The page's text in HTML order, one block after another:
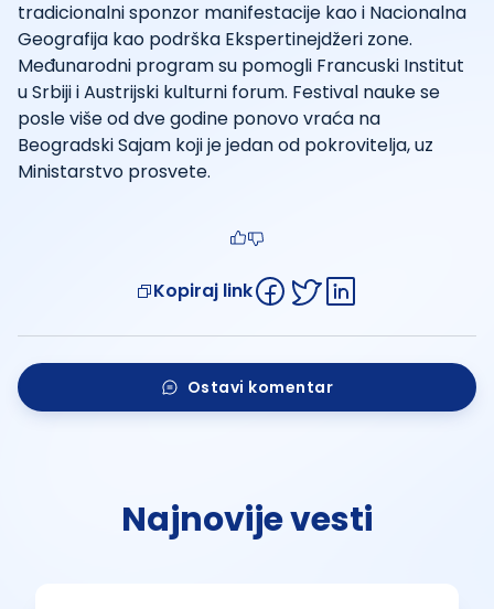
tradicionalni sponzor manifestacije kao i Nacionalna
Geografija kao podrška Ekspertinejdžeri zone.
Međunarodni program su pomogli Francuski Institut
u Srbiji i Austrijski kulturni forum. Festival nauke se
posle više od dve godine ponovo vraća na
Beogradski Sajam koji je jedan od pokrovitelja, uz
Ministarstvo prosvete.
Kopiraj link
Ostavi komentar
Najnovije vesti